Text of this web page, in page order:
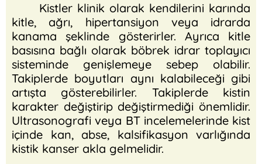
Kistler klinik olarak kendilerini karında
kitle, ağrı, hipertansiyon veya idrarda
kanama şeklinde gösterirler. Ayrıca kitle
basısına bağlı olarak böbrek idrar toplayıcı
sisteminde genişlemeye sebep olabilir.
Takiplerde boyutları aynı kalabileceği gibi
artışta gösterebilirler. Takiplerde kistin
karakter değiştirip değiştirmediği önemlidir.
Ultrasonografi veya BT incelemelerinde kist
içinde kan, abse, kalsifikasyon varlığında
kistik kanser akla gelmelidir.